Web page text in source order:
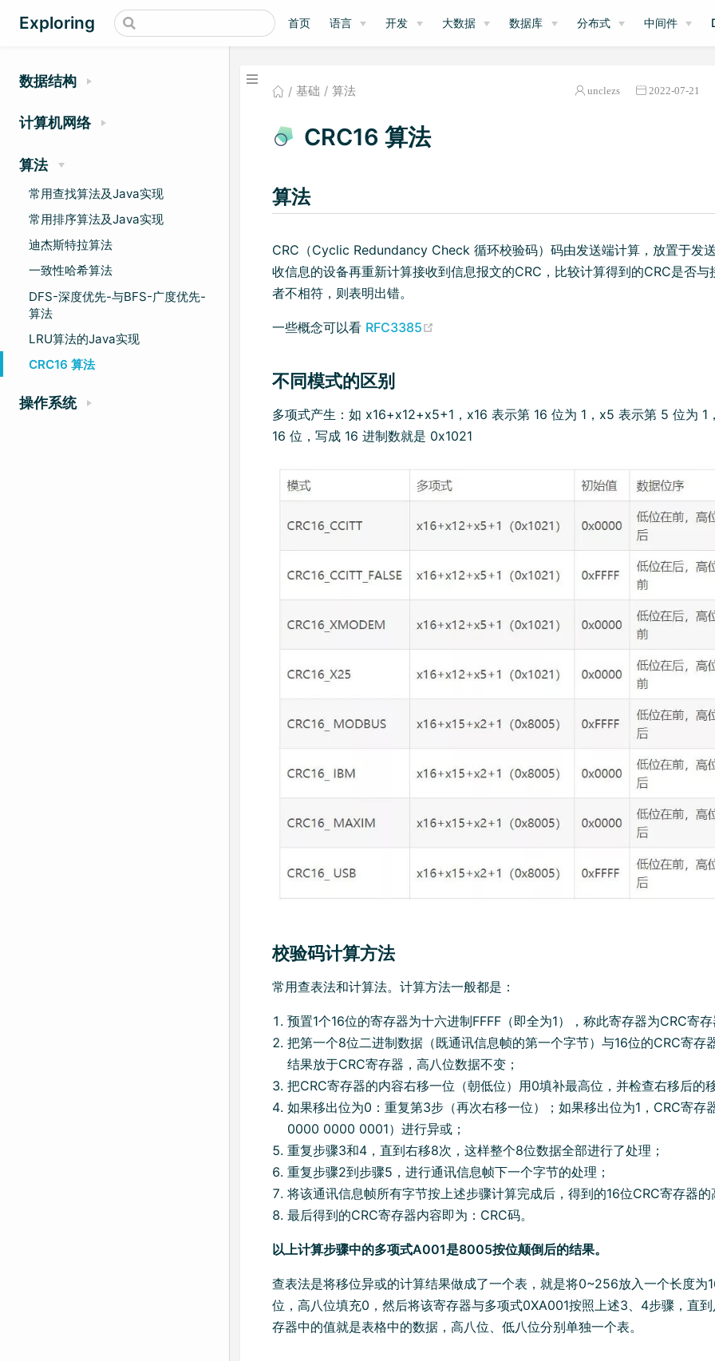
Exploring 首页 语言 开发 大数据 数据库 分布式 中间件
数据结构
计算机网络
算法
常用查找算法及Java实现
常用排序算法及Java实现
迪杰斯特拉算法
一致性哈希算法
DFS-深度优先-与BFS-广度优先-
算法
LRU算法的Java实现
CRC16 算法
操作系统
基础 算法 unclezs 2022-07-21
CRC16 算法
算法
CRC（Cyclic Redundancy Check 循环校验码）码由发送端计算，放置于发
收信息的设备再重新计算接收到信息报文的CRC，比较计算得到的CRC是否
者不相符，则表明出错。
一些概念可以看 RFC3385
不同模式的区别
多项式产生：如 x16+x12+x5+1，x16 表示第 16 位为 1，x5 表示第 5 位为 1
16 位，写成 16 进制数就是 0x1021
校验码计算方法
常用查表法和计算法。计算方法一般都是：
预置1个16位的寄存器为十六进制FFFF（即全为1），称此寄存器为CRC寄存
把第一个8位二进制数据（既通讯信息帧的第一个字节）与16位的CRC寄存
结果放于CRC寄存器，高八位数据不变；
把CRC寄存器的内容右移一位（朝低位）用0填补最高位，并检查右移后的
如果移出位为0：重复第3步（再次右移一位）；如果移出位为1，CRC寄存
0000 0000 0001）进行异或；
重复步骤3和4，直到右移8次，这样整个8位数据全部进行了处理；
重复步骤2到步骤5，进行通讯信息帧下一个字节的处理；
将该通讯信息帧所有字节按上述步骤计算完成后，得到的16位CRC寄存器的
最后得到的CRC寄存器内容即为：CRC码。
以上计算步骤中的多项式A001是8005按位颠倒后的结果。
查表法是将移位异或的计算结果做成了一个表，就是将0~256放入一个长度为
位，高八位填充0，然后将该寄存器与多项式0XA001按照上述3、4步骤，直
存器中的值就是表格中的数据，高八位、低八位分别单独一个表。